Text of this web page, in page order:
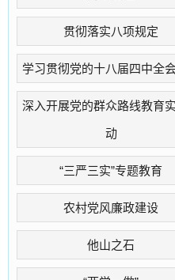
贯彻落实八项规定
学习贯彻党的十八届四中全
深入开展党的群众路线教育
动
“三严三实”专题教育
农村党风廉政建设
他山之石